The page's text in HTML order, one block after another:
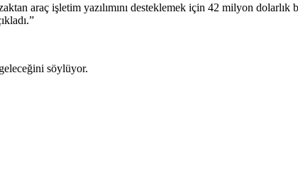
araç işletim yazılımını desteklemek için 42 milyon dolarlık
söylüyor.